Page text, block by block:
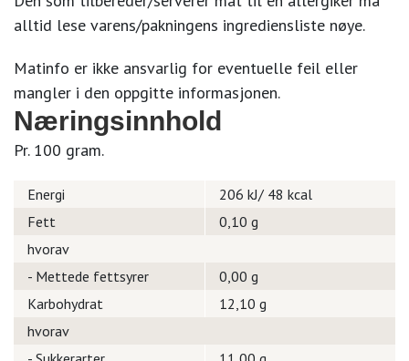
alltid lese varens/pakningens ingrediensliste nøye.
Matinfo er ikke ansvarlig for eventuelle feil eller
mangler i den oppgitte informasjonen.
Næringsinnhold
Pr. 100 gram.
Energi
206 kJ/ 48 kcal
Fett
0,10 g
hvorav
- Mettede fettsyrer
0,00 g
Karbohydrat
12,10 g
hvorav